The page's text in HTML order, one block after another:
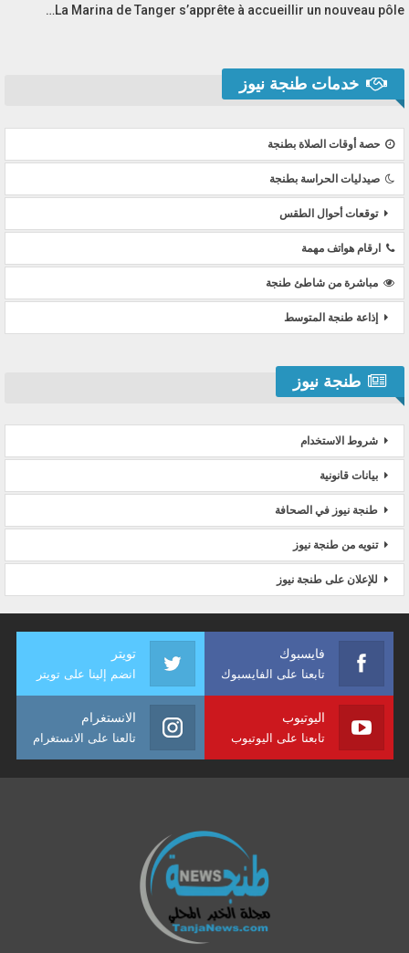
La Marina de Tanger s’apprête à accueillir un nouveau pôle…
خدمات طنجة نيوز
حصة أوقات الصلاة بطنجة
صيدليات الحراسة بطنجة
توقعات أحوال الطقس
ارقام هواتف مهمة
مباشرة من شاطئ طنجة
إذاعة طنجة المتوسط
طنجة نيوز
شروط الاستخدام
بيانات قانونية
طنجة نيوز في الصحافة
تنويه من طنجة نيوز
للإعلان على طنجة نيوز
فايسبوك
تابعنا على الفايسبوك
تويتر
انضم إلينا على تويتر
اليوتيوب
تابعنا على اليوتيوب
الانستغرام
تالعنا على الانستغرام